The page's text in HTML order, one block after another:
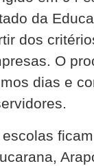
da
dos
O
dias e